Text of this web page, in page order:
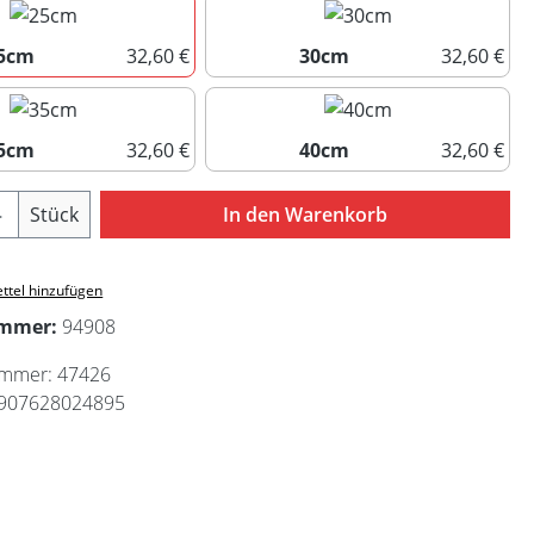
32,60 €
25cm
30cm
32,60 €
30cm
32,60 €
35cm
40cm
32,60 €
40cm
Anzahl: Gib den gewünschten Wert ein
Stück In den Warenkorb
hinzufügen
94908
47426